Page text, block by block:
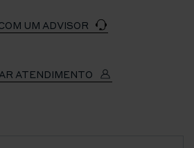
UM ADVISOR
ATENDIMENTO